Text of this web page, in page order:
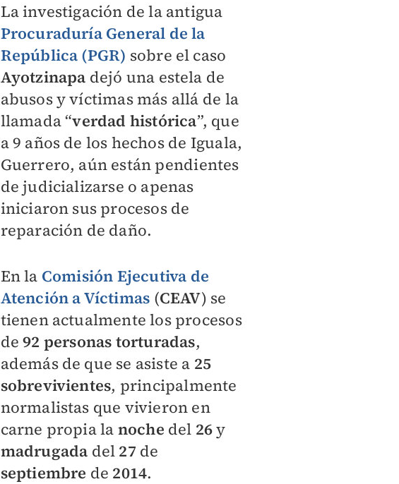
La investigación de la antigua
Procuraduría General de la
República (PGR) sobre el caso
Ayotzinapa dejó una estela de
abusos y víctimas más allá de la
llamada “verdad histórica”, que
a 9 años de los hechos de Iguala,
Guerrero, aún están pendientes
de judicializarse o apenas
iniciaron sus procesos de
reparación de daño.
En la Comisión Ejecutiva de
Atención a Víctimas (CEAV) se
tienen actualmente los procesos
de92 personas torturadas,
además de que se asiste a 25
sobrevivientes, principalmente
normalistas que vivieron en
carne propia la noche del 26y
madrugada del 27 de
septiembre de 2014.